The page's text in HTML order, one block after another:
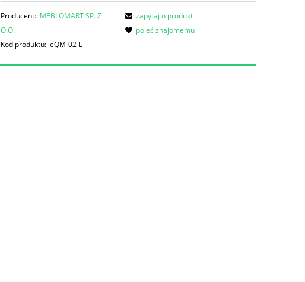
Producent: MEBLOMART SP. Z
O.O.
Kod produktu: eQM-02 L
zapytaj o produkt
poleć znajomemu